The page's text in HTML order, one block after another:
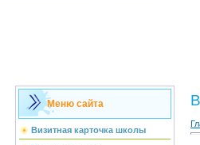
Меню сайта
Визитная карточка школы